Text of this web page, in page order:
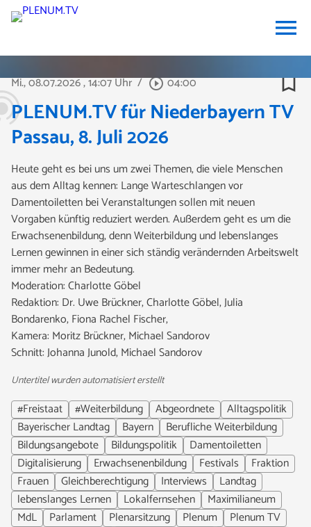
menu
Mi., 08.07.2026, 14:07 Uhr / play_circle_outline04:00 bookmark_border
PLENUM.TV für Niederbayern TV
Passau, 8. Juli 2026
Heute geht es bei uns um zwei Themen, die viele Menschen
aus dem Alltag kennen: Lange Warteschlangen vor
Damentoiletten bei Veranstaltungen sollen mit neuen
Vorgaben künftig reduziert werden. Außerdem geht es um die
Erwachsenenbildung, denn Weiterbildung und lebenslanges
Lernen gewinnen in einer sich ständig verändernden Arbeitswelt
immer mehr an Bedeutung.
Moderation: Charlotte Göbel
Redaktion: Dr. Uwe Brückner, Charlotte Göbel, Julia
Bondarenko, Fiona Rachel Fischer,
Kamera: Moritz Brückner, Michael Sandorov
Schnitt: Johanna Junold, Michael Sandorov
Untertitel wurden automatisiert erstellt
#Freistaat #Weiterbildung Abgeordnete
Alltagspolitik
Bayerischer Landtag
Bayern
Berufliche Weiterbildung
Bildungsangebote
Bildungspolitik
Damentoiletten
Digitalisierung
Erwachsenenbildung Festivals
Fraktion
Frauen
Gleichberechtigung Interviews
Landtag
lebenslanges Lernen
Lokalfernsehen
Maximilianeum
MdL
Parlament Plenarsitzung Plenum
Plenum TV